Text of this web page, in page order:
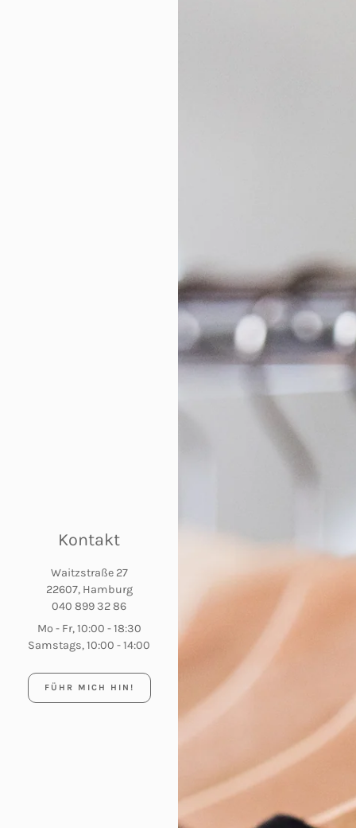
Kontakt
Waitzstraße 27
22607, Hamburg
040 899 32 86
Mo - Fr, 10:00 - 18:30
Samstags, 10:00 - 14:00
FÜHR MICH HIN!